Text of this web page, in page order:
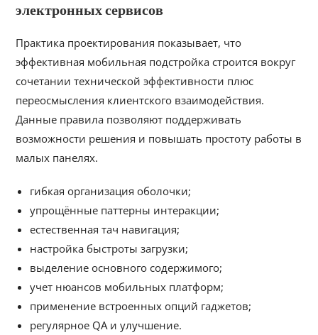
электронных сервисов
Практика проектирования показывает, что
эффективная мобильная подстройка строится вокруг
сочетании технической эффективности плюс
переосмысления клиентского взаимодействия.
Данные правила позволяют поддерживать
возможности решения и повышать простоту работы в
малых панелях.
гибкая организация оболочки;
упрощённые паттерны интеракции;
естественная тач навигация;
настройка быстроты загрузки;
выделение основного содержимого;
учет нюансов мобильных платформ;
применение встроенных опций гаджетов;
регулярное QA и улучшение.